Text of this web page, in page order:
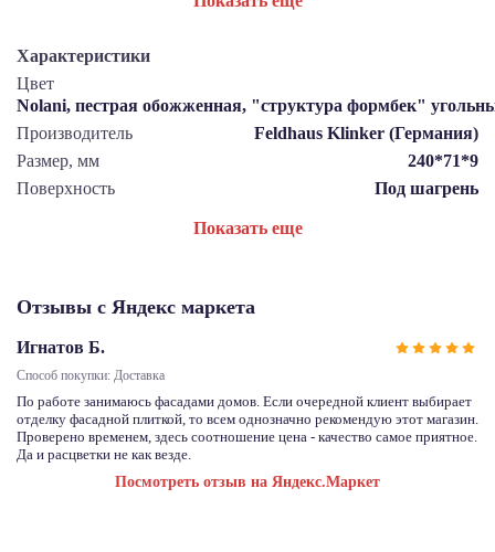
Характеристики
Цвет
Nolani, пестрая обожженная, "структура формбек"
Производитель
Feldhaus Klinker (Германия)
Размер, мм
240*71*9
Поверхность
Под шагрень
Показать еще
Отзывы с Яндекс маркета
Игнатов Б.
Способ покупки: Доставка
По работе занимаюсь фасадами домов. Если очередной клиент выбирает
отделку фасадной плиткой, то всем однозначно рекомендую этот магазин.
Проверено временем, здесь соотношение цена - качество самое приятное.
Да и расцветки не как везде.
Посмотреть отзыв на Яндекс.Маркет